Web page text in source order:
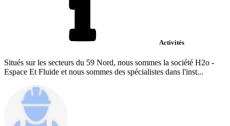
Activités
Situés sur les secteurs du 59 Nord, nous sommes la société H2o -
Espace Et Fluide et nous sommes des spécialistes dans l'inst...